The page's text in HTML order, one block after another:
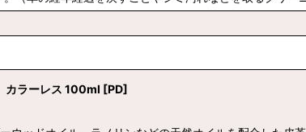
ラーレス 100ml [PD]